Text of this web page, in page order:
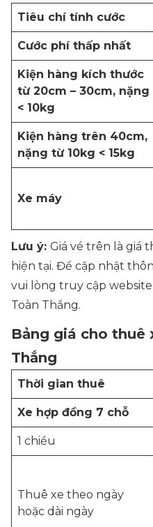
Tiêu chí tính cước
Cước phí thấp nhất
Kiện hàng kích thước
từ 20cm – 30cm, nặng
< 10kg
Kiện hàng trên 40cm,
nặng từ 10kg < 15kg
Xe máy
Lưu ý: Giá vé trên là giá
hiện tại. Để cập nhật
vui lòng truy cập
Toàn Thắng.
Bảng giá cho thuê
Thắng
Thời gian thuê
Xe hợp đồng 7 chỗ
1 chiều
Thuê xe theo ngày
hoặc dài ngày